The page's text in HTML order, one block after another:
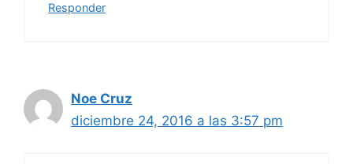
Responder
Noe Cruz
diciembre 24, 2016 a las 3:57 pm